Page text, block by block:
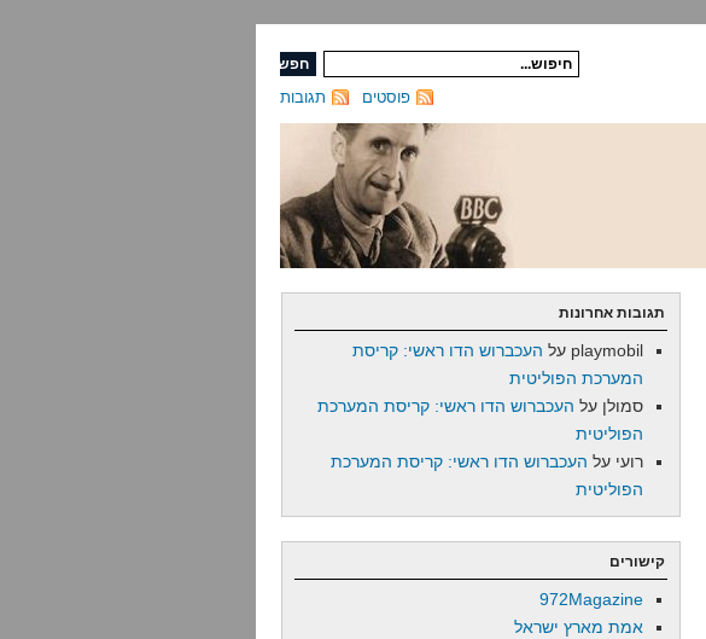
תגובות פוסטים
תגובות אחרונות
playmobil על העכברוש הדו ראשי: קריסת
המערכת הפוליטית
סמולן על העכברוש הדו ראשי: קריסת המערכת
הפוליטית
רועי על העכברוש הדו ראשי: קריסת המערכת
הפוליטית
קישורים
972Magazine
אמת מארץ ישראל